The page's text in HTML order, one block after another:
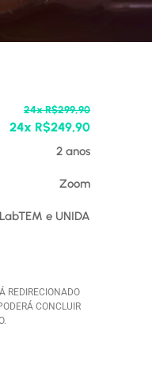
24x R$299,90
24x R$249,90
2 anos
Zoom
LabTEM e UNIDA
REDIRECIONADO
CONCLUIR